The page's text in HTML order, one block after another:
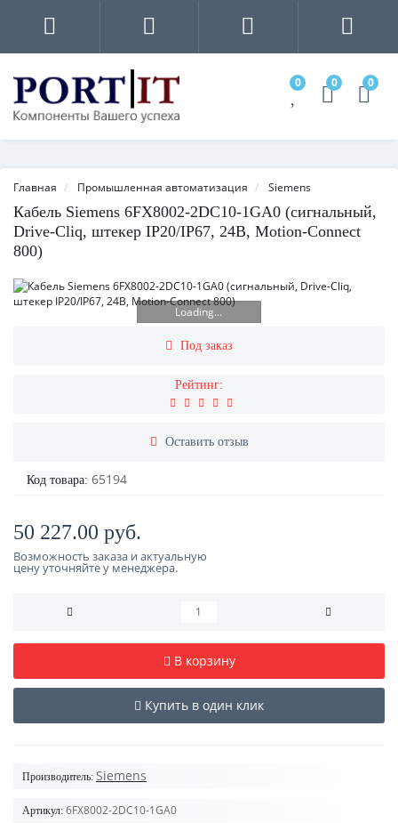
0 0 0
Главная Промышленная автоматизация Siemens
Кабель Siemens 6FX8002-2DC10-1GA0 (сигнальный,
Drive-Cliq, штекер IP20/IP67, 24В, Motion-Connect
800)
Loading...
Под заказ
Рейтинг:
Оставить отзыв
Код товара: 65194
50 227.00 руб.
Возможность заказа и актуальную
цену уточняйте у менеджера.
В корзину
Купить в один клик
Производитель: Siemens
Артикул: 6FX8002-2DC10-1GA0